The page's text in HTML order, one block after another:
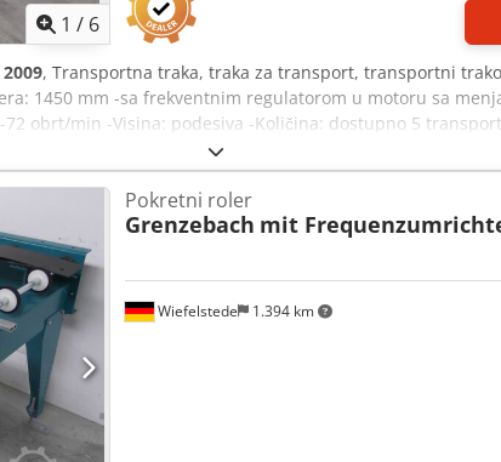
1 / 6
2009, Transportna traka, traka za transport, transportni
1450 mm -sa frekventnim regulatorom u motoru sa
obrt/min -Visina: podesiva -Količina: dostupno 5
Wiefelstede 1.394 km
Pokretni roler
Grenzebach mit